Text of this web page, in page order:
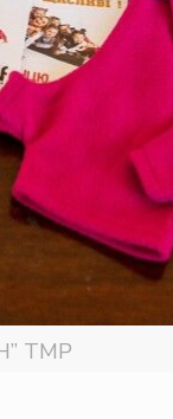
ТМР